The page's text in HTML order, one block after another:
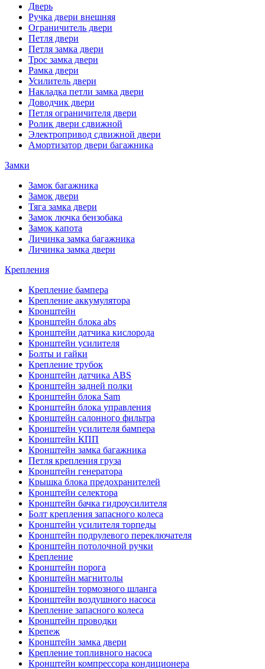
Дверь
Ручка двери внешняя
Ограничитель двери
Петля двери
Петля замка двери
Трос замка двери
Рамка двери
Усилитель двери
Накладка петли замка двери
Доводчик двери
Петля ограничителя двери
Ролик двери сдвижной
Электропривод сдвижной двери
Амортизатор двери багажника
Замки
Замок багажника
Замок двери
Тяга замка двери
Замок лючка бензобака
Замок капота
Личинка замка багажника
Личинка замка двери
Крепления
Крепление бампера
Крепление аккумулятора
Кронштейн
Кронштейн блока abs
Кронштейн датчика кислорода
Кронштейн усилителя
Болты и гайки
Крепление трубок
Кронштейн датчика ABS
Кронштейн задней полки
Кронштейн блока Sam
Кронштейн блока управления
Кронштейн салонного фильтра
Кронштейн усилителя бампера
Кронштейн КПП
Кронштейн замка багажника
Петля крепления груза
Кронштейн генератора
Крышка блока предохранителей
Кронштейн селектора
Кронштейн бачка гидроусилителя
Болт крепления запасного колеса
Кронштейн усилителя торпеды
Кронштейн подрулевого переключателя
Кронштейн потолочной ручки
Крепление
Кронштейн порога
Кронштейн магнитолы
Кронштейн тормозного шланга
Кронштейн воздушного насоса
Крепление запасного колеса
Кронштейн проводки
Крепеж
Кронштейн замка двери
Крепление топливного насоса
Кронштейн компрессора кондиционера